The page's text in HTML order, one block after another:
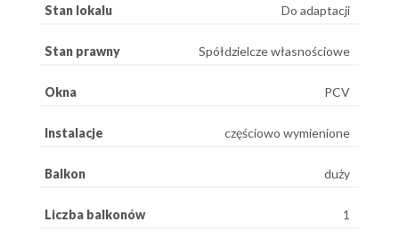
Stan lokalu Do adaptacji
Stan prawny Spółdzielcze własnościowe
Okna PCV
Instalacje częściowo wymienione
Balkon duży
Liczba balkonów 1